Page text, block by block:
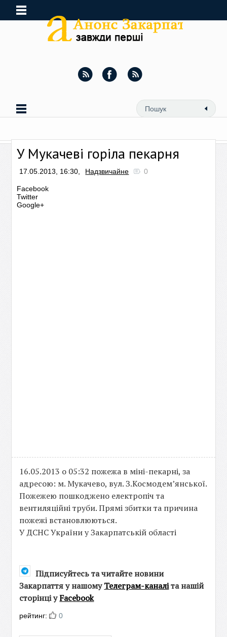
У Мукачеві горіла пекарня
17.05.2013, 16:30, Надзвичайне 0
Facebook
Twitter
Google+
16.05.2013 о 05:32 пожежа в міні-пекарні, за
адресою: м. Мукачево, вул. З.Космодем’янської.
Пожежею пошкоджено електропіч та
вентиляційні труби. Прямі збитки та причина
пожежі встановлюються.
У ДСНС України у Закарпатській області
Підписуйтесь та читайте новини
Закарпаття у нашомуТелеграм-каналіта нашій
сторінці уFacebook
рейтинг: 0